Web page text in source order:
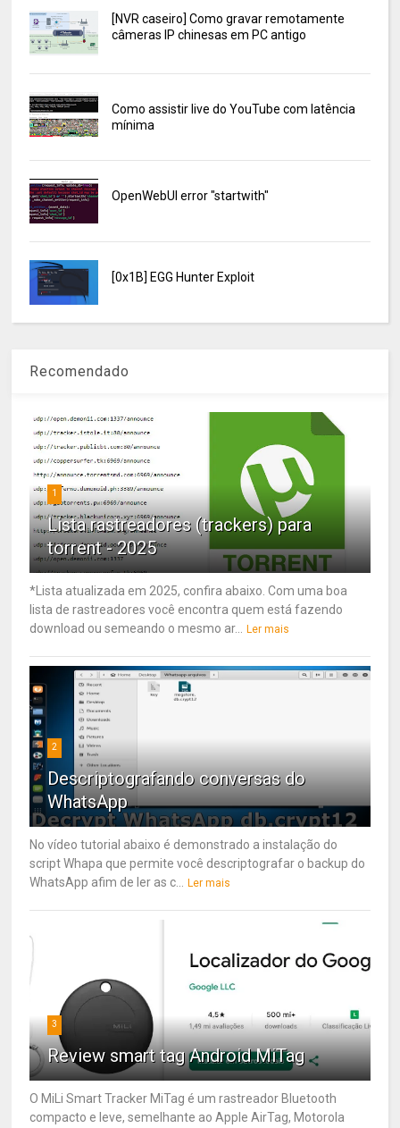
[NVR caseiro] Como gravar remotamente
câmeras IP chinesas em PC antigo
Como assistir live do YouTube com latência
mínima
OpenWebUI error "startwith"
[0x1B] EGG Hunter Exploit
Recomendado
1
Lista rastreadores (trackers) para
torrent - 2025
*Lista atualizada em 2025, confira abaixo. Com uma boa
lista de rastreadores você encontra quem está fazendo
download ou semeando o mesmo ar... Ler mais
2
Descriptografando conversas do
WhatsApp
No vídeo tutorial abaixo é demonstrado a instalação do
script Whapa que permite você descriptografar o backup do
WhatsApp afim de ler as c... Ler mais
3
Review smart tag Android MiTag
O MiLi Smart Tracker MiTag é um rastreador Bluetooth
compacto e leve, semelhante ao Apple AirTag, Motorola